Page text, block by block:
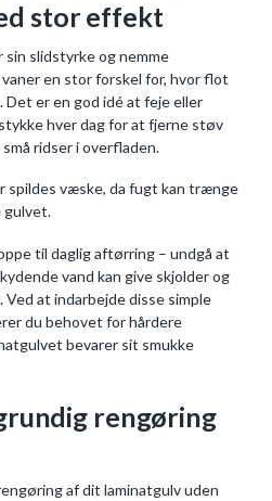
stor effekt
sin slidstyrke og nemme
en stor forskel for, hvor flot
er en god idé at feje eller
hver dag for at fjerne støv
ridser i overfladen.
spildes væske, da fugt kan trænge
gulvet.
til daglig aftørring – undgå at
vand kan give skjolder og
at indarbejde disse simple
du behovet for hårdere
bevarer sit smukke
rengøring
af dit laminatgulv uden